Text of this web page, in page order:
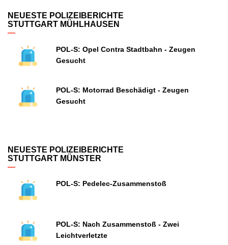
NEUESTE POLIZEIBERICHTE
STUTTGART MÜHLHAUSEN
POL-S: Opel Contra Stadtbahn - Zeugen
Gesucht
POL-S: Motorrad Beschädigt - Zeugen
Gesucht
NEUESTE POLIZEIBERICHTE
STUTTGART MÜNSTER
POL-S: Pedelec-Zusammenstoß
POL-S: Nach Zusammenstoß - Zwei
Leichtverletzte